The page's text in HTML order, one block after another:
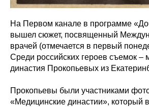
На Первом канале в программе
вышел сюжет, посвященный
врачей (отмечается в первый
Среди российских героев съемок –
династия Прокопьевых из
Прокопьевы были участниками
«Медицинские династии», который